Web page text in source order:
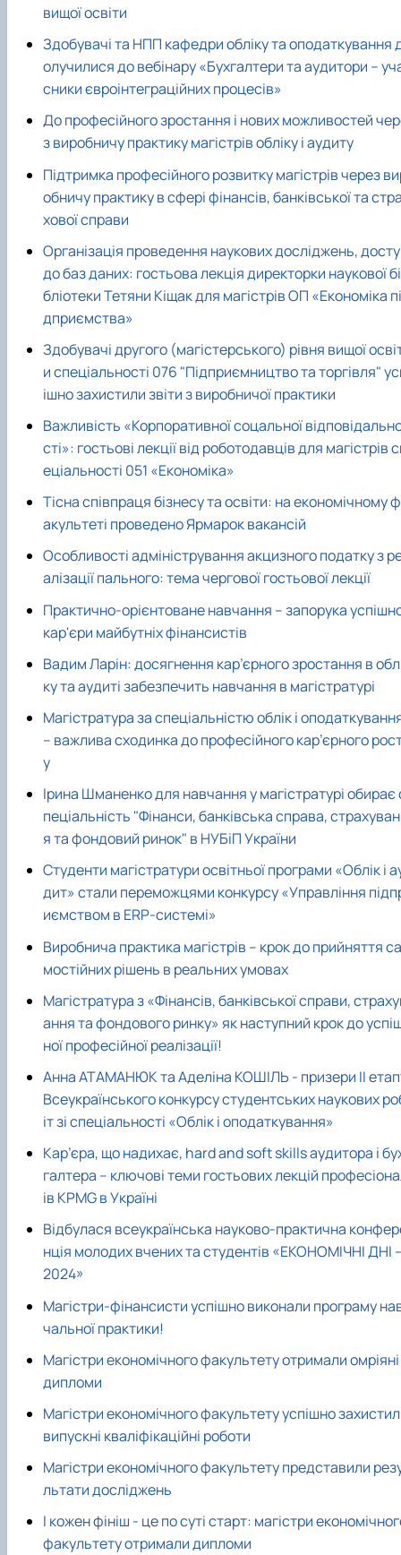
вищої освіти
Здобувачі та НПП кафедри обліку та оподаткування
олучилися до вебінару «Бухгалтери та аудитори –
сники євроінтеграційних процесів»
До професійного зростання і нових можливостей
з виробничу практику магістрів обліку і аудиту
Підтримка професійного розвитку магістрів через
обничу практику в сфері фінансів, банківської та
хової справи
Організація проведення наукових досліджень,
до баз даних: гостьова лекція директорки наукової бі
бліотеки Тетяни Кіщак для магістрів ОП «Економіка пі
дприємства»
Здобувачі другого (магістерського) рівня вищої
и спеціальності 076 "Підприємництво та торгівля"
ішно захистили звіти з виробничої практики
Важливість «Корпоративної соцальної
сті»: гостьові лекції від роботодавців для магістрів
еціальності 051 «Економіка»
Тісна співпраця бізнесу та освіти: на економічному ф
акультеті проведено Ярмарок вакансій
Особливості адміністрування акцизного податку з
алізації пального: тема чергової гостьової лекції
Практично-орієнтоване навчання – запорука
кар'єри майбутніх фінансистів
Вадим Ларін: досягнення кар’єрного зростання в
ку та аудиті забезпечить навчання в магістратурі
Магістратура за спеціальністю облік і
– важлива сходинка до професійного кар’єрного
у
Ірина Шманенко для навчання у магістратурі обирає
пеціальність "Фінанси, банківська справа,
я та фондовий ринок" в НУБіП України
Студенти магістратури освітньої програми «Облік і
дит» стали переможцями конкурсу «Управління
иємством в ERP-системі»
Виробнича практика магістрів – крок до прийняття са
мостійних рішень в реальних умовах
Магістратура з «Фінансів, банківської справи,
ання та фондового ринку» як наступний крок до
ної професійної реалізації!
Анна АТАМАНЮК та Аделіна КОШІЛЬ - призери ІІ
Всеукраїнського конкурсу студентських наукових
іт зі спеціальності «Облік і оподаткування»
Кар’єра, що надихає, hard and soft skills аудитора і
галтера – ключові теми гостьових лекцій
ів KPMG в Україні
Відбулася всеукраїнська науково-практична
нція молодих вчених та студентів «ЕКОНОМІЧНІ ДНІ
2024»
Магістри-фінансисти успішно виконали програму
чальної практики!
Магістри економічного факультету отримали омріяні
дипломи
Магістри економічного факультету успішно
випускні кваліфікаційні роботи
Магістри економічного факультету представили
льтати досліджень
І кожен фініш - це по суті старт: магістри
факультету отримали дипломи